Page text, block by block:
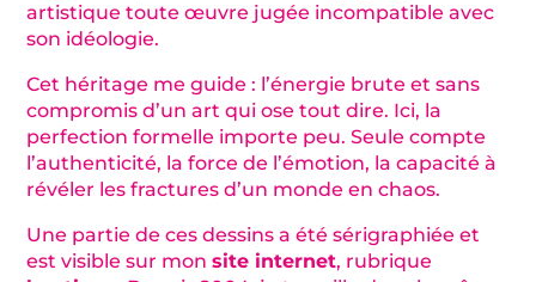
artistique toute œuvre jugée incompatible avec
son idéologie.
Cet héritage me guide : l’énergie brute et sans
compromis d’un art qui ose tout dire. Ici, la
perfection formelle importe peu. Seule compte
l’authenticité, la force de l’émotion, la capacité à
révéler les fractures d’un monde en chaos.
Une partie de ces dessins a été sérigraphiée et
est visible sur monsite internet, rubrique